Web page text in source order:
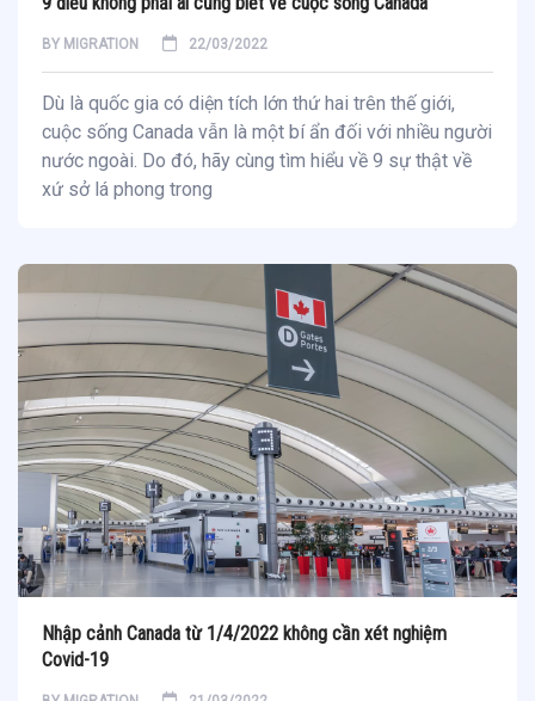
BY MIGRATION 22/03/2022
Dù là quốc gia có diện tích lớn thứ hai trên thế giới,
cuộc sống Canada vẫn là một bí ẩn đối với nhiều người
nước ngoài. Do đó, hãy cùng tìm hiểu về 9 sự thật về
xứ sở lá phong trong
Nhập cảnh Canada từ 1/4/2022 không cần xét nghiệm
Covid-19